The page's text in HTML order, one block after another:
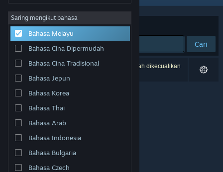
Tentang
Sokongan
Ubah bahasa
Dapatkan Steam Mobile App
Lihat laman web desktop
Saring mengikut bahasa
Bahasa Melayu
Bahasa Cina Dipermudah
Bahasa Cina Tradisional
Bahasa Jepun
Bahasa Korea
Bahasa Thai
Bahasa Arab
Bahasa Indonesia
Bahasa Bulgaria
Bahasa Czech
Susun mengikut Perkaitan
Cari
0 hasil sepadan dengan carian anda. 2 tajuk telah dikecualikan
berdasarkan pilihan anda.